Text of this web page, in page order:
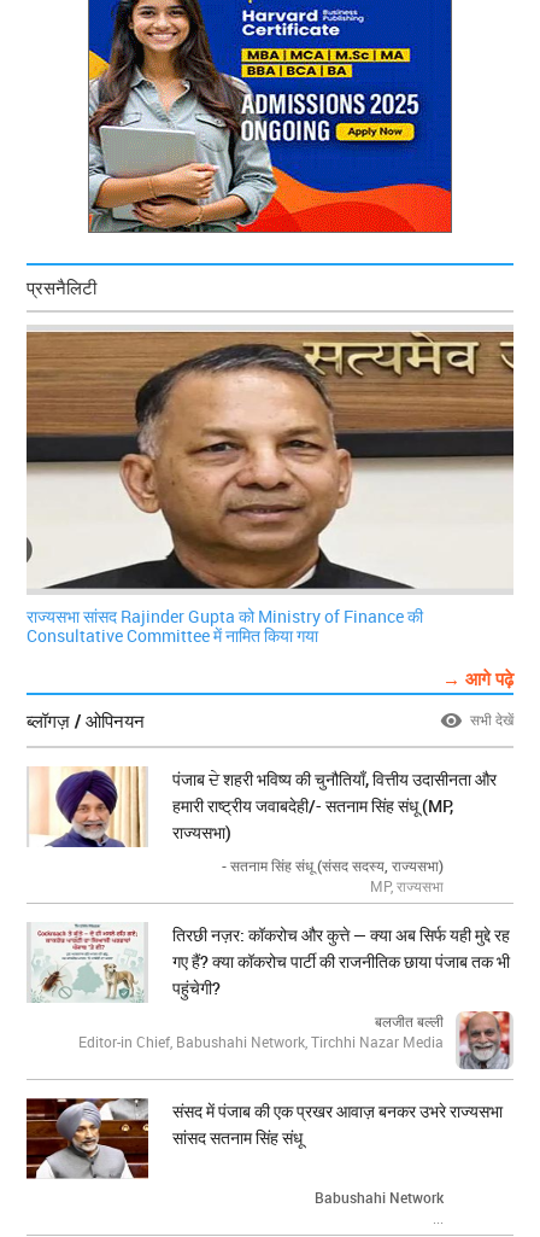
प्रसनैलिटी
राज्यसभा सांसद Rajinder Gupta को Ministry of Finance की
Consultative Committee में नामित किया गया
→ आगे पढ़े
ब्लॉगज़ / ओपिनयन
सभी देखें
पंजाब ਦੇ शहरी भविष्य की चुनौतियाँ, वित्तीय उदासीनता और
हमारी राष्ट्रीय जवाबदेही/- सतनाम सिंह संधू (MP,
राज्यसभा)
- सतनाम सिंह संधू (संसद सदस्य, राज्यसभा)
MP, राज्यसभा
तिरछी नज़र: कॉकरोच और कुत्ते — क्या अब सिर्फ यही मुद्दे रह
गए हैं? क्या कॉकरोच पार्टी की राजनीतिक छाया पंजाब तक भी
पहुंचेगी?
बलजीत बल्ली
Editor-in Chief, Babushahi Network, Tirchhi Nazar Media
संसद में पंजाब की एक प्रखर आवाज़ बनकर उभरे राज्यसभा
सांसद सतनाम सिंह संधू
Babushahi Network
...